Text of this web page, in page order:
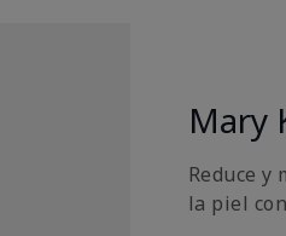
Mary
Reduce y
la piel